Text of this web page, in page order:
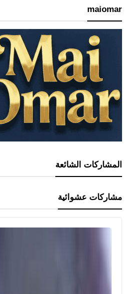
maiomar
المشاركات الشائعة
مشاركات عشوائية